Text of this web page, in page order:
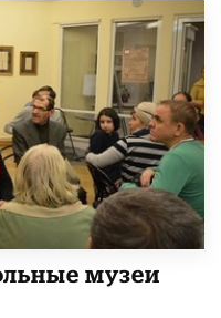
музеи